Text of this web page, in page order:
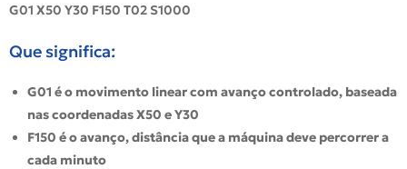
G01 X50 Y30 F150 T02 S1000
Que significa:
G01 é o movimento linear com avanço controlado, baseada
nas coordenadas X50 e Y30
F150 é o avanço, distância que a máquina deve percorrer a
cada minuto